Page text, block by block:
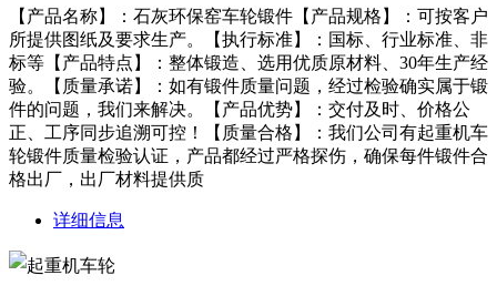
【产品名称】：石灰环保窑车轮锻件【产品规格】：可按客户
所提供图纸及要求生产。【执行标准】：国标、行业标准、非
标等【产品特点】：整体锻造、选用优质原材料、30年生产经
验。【质量承诺】：如有锻件质量问题，经过检验确实属于锻
件的问题，我们来解决。【产品优势】：交付及时、价格公
正、工序同步追溯可控！【质量合格】：我们公司有起重机车
轮锻件质量检验认证，产品都经过严格探伤，确保每件锻件合
格出厂，出厂材料提供质
详细信息